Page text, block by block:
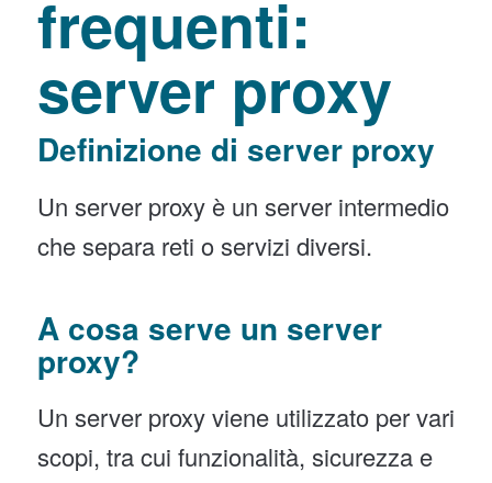
frequenti:
server proxy
Definizione di server proxy
Un server proxy è un server intermedio
che separa reti o servizi diversi.
A cosa serve un server
proxy?
Un server proxy viene utilizzato per vari
scopi, tra cui funzionalità, sicurezza e